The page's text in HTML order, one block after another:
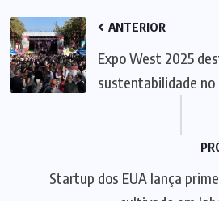
ANTERIOR
Expo West 2025
sustentabilidade
Startup dos EUA lança